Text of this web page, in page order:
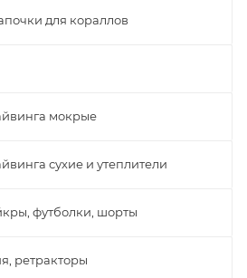
для кораллов
мокрые
сухие и утеплители
футболки, шорты
ретракторы